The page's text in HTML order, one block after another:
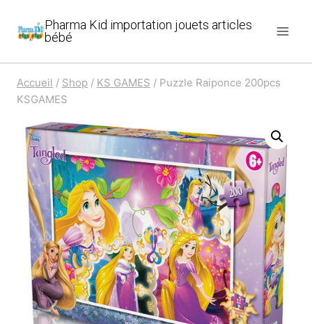
Pharma Kid importation jouets articles
bébé
Accueil / Shop / KS GAMES / Puzzle Raiponce 200pcs
KSGAMES